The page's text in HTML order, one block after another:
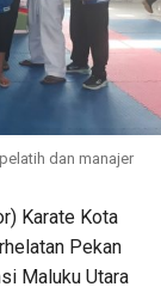
dan manajer
Karate Kota
Pekan
Maluku Utara